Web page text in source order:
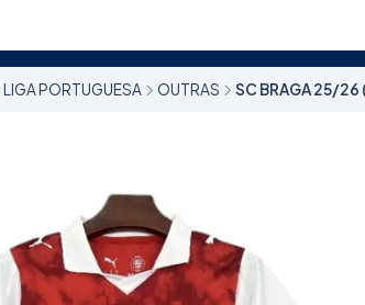
LIGA PORTUGUESA OUTRAS SC BRAGA 25/